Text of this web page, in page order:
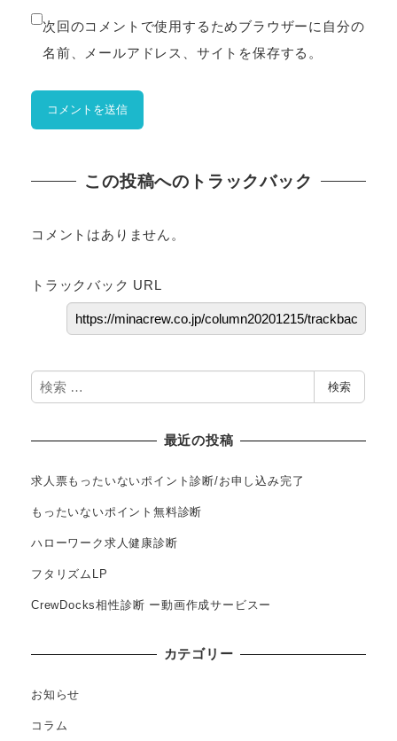
次回のコメントで使用するためブラウザーに自分の
名前、メールアドレス、サイトを保存する。
この投稿へのトラックバック
コメントはありません。
トラックバック URL
検
索
検索
最近の投稿
求人票もったいないポイント診断/お申し込み完了
もったいないポイント無料診断
ハローワーク求人健康診断
フタリズムLP
CrewDocks相性診断 ー動画作成サービスー
カテゴリー
お知らせ
コラム